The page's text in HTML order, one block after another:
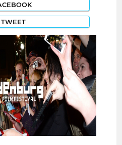
TWEET